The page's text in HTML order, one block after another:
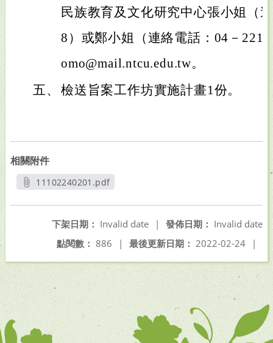
民族教育及文化研究中心張小姐（
8）或鄭小姐（連絡電話：04－
omo@mail.ntcu.edu.tw。
五、 檢送旨案工作坊實施計畫1份。
相關附件
11102240201.pdf
發佈日期： Invalid date
下架日期： Invalid date
|
最後更新日期： 2022-02-24 |
點閱數： 886 |